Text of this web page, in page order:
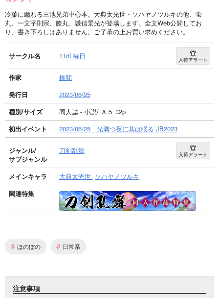
冷菓に纏わる三池兄弟中心本。大典太光世・ソハヤノツルキの他、蛍
丸、一文字則宗、膝丸、謙信景光が登場します。全文Web公開してお
り、書き下ろしはありません。ご了承の上お買い求めください。
サークル名 11dL毎日 入荷アラート
作家
橋間
発行日
2023/06/25
種別/サイズ
同人誌 - 小説/ Ａ５ 32p
初出イベント
2023/06/25 光満つ夜に其は眠る JB2023
ジャンル/
サブジャンル
刀剣乱舞 入荷アラート
メインキャラ 大典太光世 ソハヤノツルキ
関連特集
# ほのぼの # 日常系
注意事項